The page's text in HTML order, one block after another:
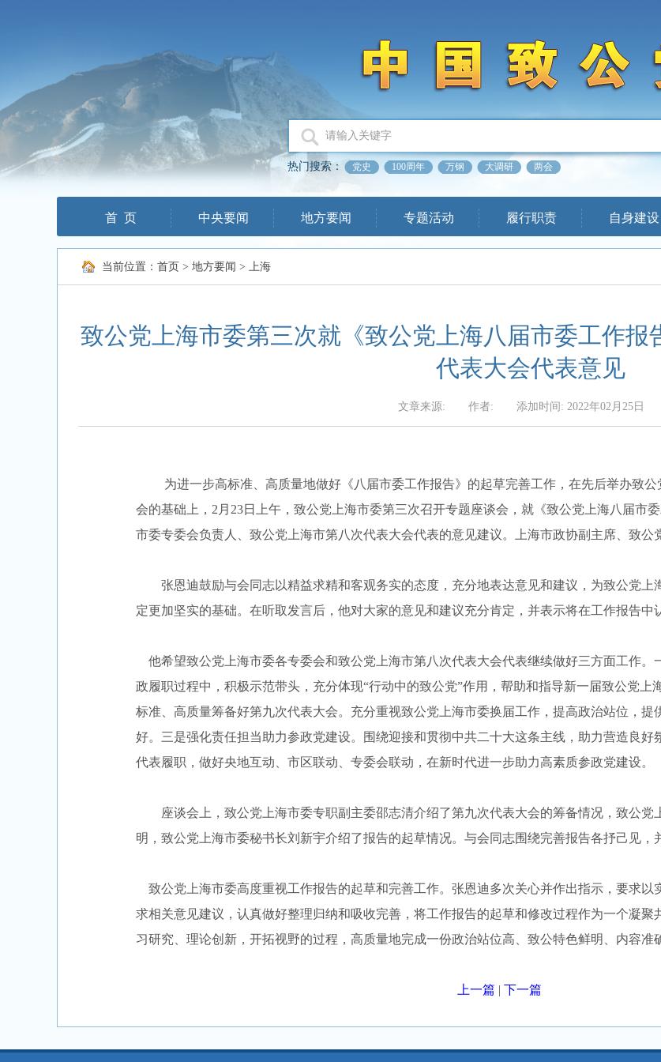
热门搜索： 党史 100周年 万钢 大调研 两会
首 页 中央要闻 地方要闻 专题活动 履行职责 自身建设
当前位置： 首页 > 地方要闻 > 上海
致公党上海市委第三次就《致公党上海八届市委工作报
代表大会代表意见
文章来源: 作者: 添加时间: 2022年02月25日
为进一步高标准、高质量地做好《八届市委工作报告》的起草完善工作，在先后举办致公
会的基础上，2月23日上午，致公党上海市委第三次召开专题座谈会，就《致公党上海八届市
市委专委会负责人、致公党上海市第八次代表大会代表的意见建议。上海市政协副主席、致公
张恩迪鼓励与会同志以精益求精和客观务实的态度，充分地表达意见和建议，为致公党上
定更加坚实的基础。在听取发言后，他对大家的意见和建议充分肯定，并表示将在工作报告中
他希望致公党上海市委各专委会和致公党上海市第八次代表大会代表继续做好三方面工作。
政履职过程中，积极示范带头，充分体现“行动中的致公党”作用，帮助和指导新一届致公党
标准、高质量筹备好第九次代表大会。充分重视致公党上海市委换届工作，提高政治站位，
好。三是强化责任担当助力参政党建设。围绕迎接和贯彻中共二十大这条主线，助力营造良
代表履职，做好央地互动、市区联动、专委会联动，在新时代进一步助力高素质参政党建设。
座谈会上，致公党上海市委专职副主委邵志清介绍了第九次代表大会的筹备情况，致公党
明，致公党上海市委秘书长刘新宇介绍了报告的起草情况。与会同志围绕完善报告各抒己见，
致公党上海市委高度重视工作报告的起草和完善工作。张恩迪多次关心并作出指示，要求以
求相关意见建议，认真做好整理归纳和吸收完善，将工作报告的起草和修改过程作为一个凝
习研究、理论创新，开拓视野的过程，高质量地完成一份政治站位高、致公特色鲜明、内容准
上一篇 | 下一篇